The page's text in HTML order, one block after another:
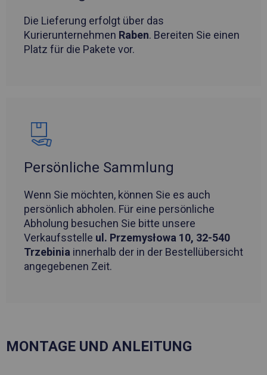
Die Lieferung erfolgt über das
Kurierunternehmen Raben. Bereiten Sie einen
Platz für die Pakete vor.
Persönliche Sammlung
Wenn Sie möchten, können Sie es auch
persönlich abholen. Für eine persönliche
Abholung besuchen Sie bitte unsere
Verkaufsstelle ul. Przemysłowa 10, 32-540
Trzebinia innerhalb der in der Bestellübersicht
angegebenen Zeit.
MONTAGE UND ANLEITUNG